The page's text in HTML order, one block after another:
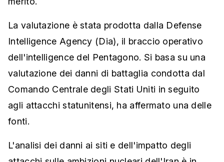
La valutazione è stata prodotta dalla Defense
Intelligence Agency (Dia), il braccio operativo
dell'intelligence del Pentagono. Si basa su una
valutazione dei danni di battaglia condotta dal
Comando Centrale degli Stati Uniti in seguito
agli attacchi statunitensi, ha affermato una delle
fonti.
L'analisi dei danni ai siti e dell'impatto degli